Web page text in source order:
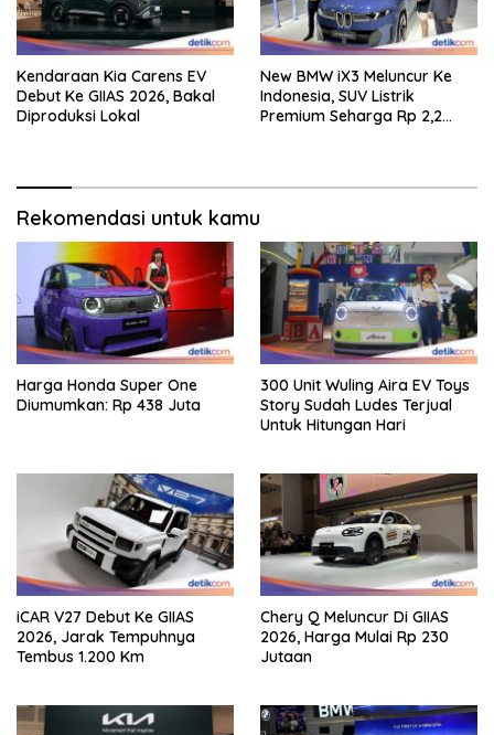
Kendaraan Kia Carens EV
Debut Ke GIIAS 2026, Bakal
Diproduksi Lokal
New BMW iX3 Meluncur Ke
Indonesia, SUV Listrik
Premium Seharga Rp 2,2
Rekomendasi untuk kamu
Harga Honda Super One
Diumumkan: Rp 438 Juta
300 Unit Wuling Aira EV Toys
Story Sudah Ludes Terjual
Untuk Hitungan Hari
iCAR V27 Debut Ke GIIAS
2026, Jarak Tempuhnya
Tembus 1.200 Km
Chery Q Meluncur Di GIIAS
2026, Harga Mulai Rp 230
Jutaan